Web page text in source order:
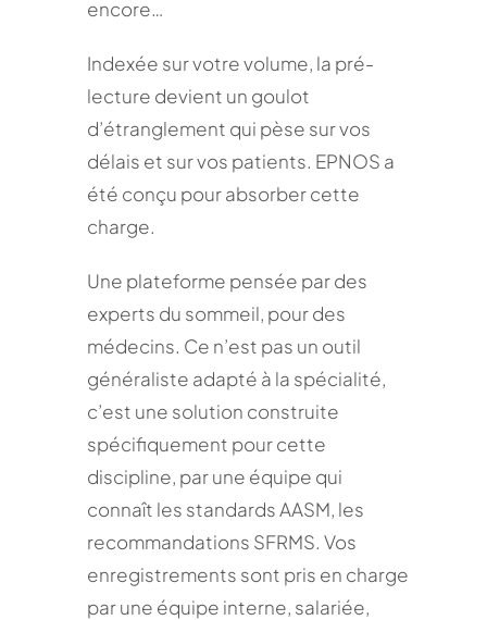
encore…
Indexée sur votre volume, la pré-
lecture devient un goulot
d’étranglement qui pèse sur vos
délais et sur vos patients. EPNOS a
été conçu pour absorber cette
charge.
Une plateforme pensée par des
experts du sommeil, pour des
médecins. Ce n’est pas un outil
généraliste adapté à la spécialité,
c’est une solution construite
spécifiquement pour cette
discipline, par une équipe qui
connaît les standards AASM, les
recommandations SFRMS. Vos
enregistrements sont pris en charge
par une équipe interne, salariée,